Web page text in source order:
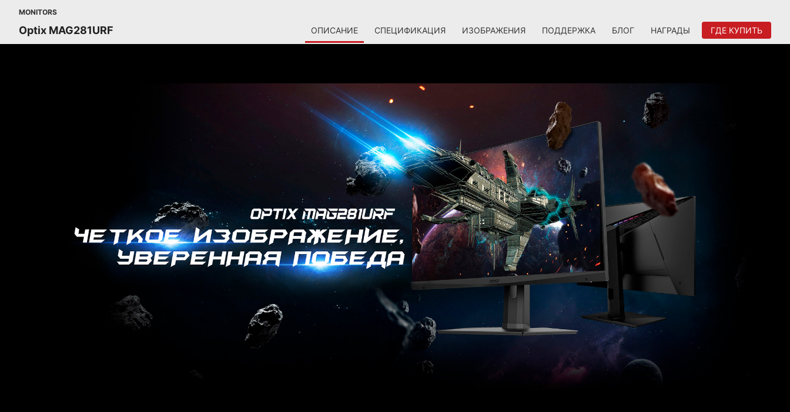
MONITORS
Optix MAG281URF ОПИСАНИЕ СПЕЦИФИКАЦИЯ ИЗОБРАЖЕНИЯ ПОДДЕРЖКА БЛОГ НАГРАДЫ ГДЕ КУПИТЬ